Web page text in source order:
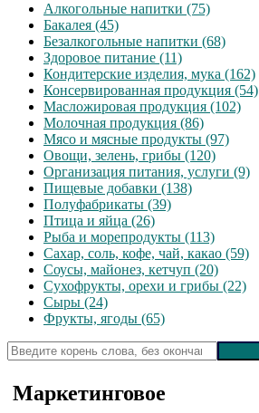
Алкогольные напитки (75)
Бакалея (45)
Безалкогольные напитки (68)
Здоровое питание (11)
Кондитерские изделия, мука (162)
Консервированная продукция (54)
Масложировая продукция (102)
Молочная продукция (86)
Мясо и мясные продукты (97)
Овощи, зелень, грибы (120)
Организация питания, услуги (9)
Пищевые добавки (138)
Полуфабрикаты (39)
Птица и яйца (26)
Рыба и морепродукты (113)
Сахар, соль, кофе, чай, какао (59)
Соусы, майонез, кетчуп (20)
Сухофрукты, орехи и грибы (22)
Сыры (24)
Фрукты, ягоды (65)
Маркетинговое